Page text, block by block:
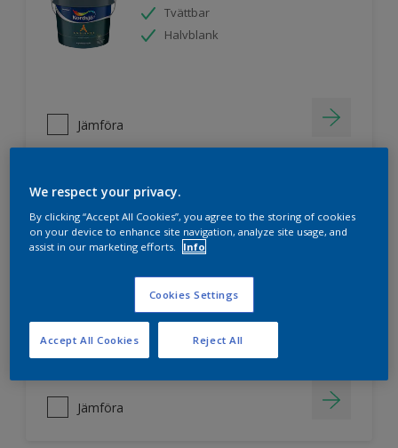
Tvättbar
Halvblank
Jämföra
Nordsjö Ambiance Superfinish Matt
snickerifärg
Helmatt
Hög kulörbeständighet
Tvättbar
Jämföra
We respect your privacy.
By clicking “Accept All Cookies”, you agree to the storing of cookies
on your device to enhance site navigation, analyze site usage, and
assist in our marketing efforts.
Info
Cookies Settings
Reject All
Accept All Cookies